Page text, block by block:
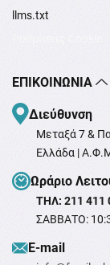
llms.txt
ΕΠΙΚΟΙΝΩΝΊΑ
Διεύθυνση
Μεταξά 7 &
Ελλάδα |
Ωράριο
ΤΗΛ: 211 411
ΣΑΒΒΑΤΟ:
Ε-mail